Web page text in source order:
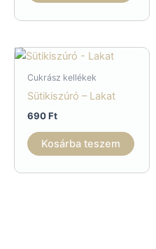
Cukrász kellékek
Sütikiszúró – Lakat
690Ft
Kosárba teszem